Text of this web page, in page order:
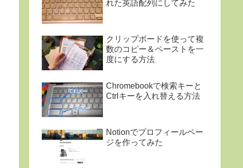
れた英語配列にしてみた
クリップボードを使って複
数のコピー＆ペーストを一
度にする方法
Chromebookで検索キーと
Ctrlキーを入れ替える方法
Notionでプロフィールペー
ジを作ってみた